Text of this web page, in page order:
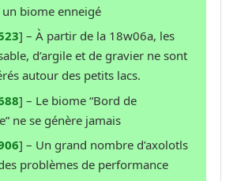
un biome enneigé
] – À partir de la 18w06a, les
d’argile et de gravier ne sont
autour des petits lacs.
] – Le biome “Bord de
ne se génère jamais
] – Un grand nombre d’axolotls
problèmes de performance